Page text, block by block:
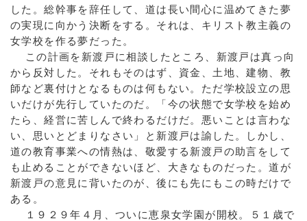
した。総幹事を辞任して、道は長い間心に温めてきた夢
の実現に向かう決断をする。それは、キリスト教主義の
女学校を作る夢だった。
この計画を新渡戸に相談したところ、新渡戸は真っ向
から反対した。それもそのはず、資金、土地、建物、教
師など裏付けとなるものは何もない。ただ学校設立の思
いだけが先行していたのだ。「今の状態で女学校を始め
たら、経営に苦しんで終わるだけだ。悪いことは言わな
い、思いとどまりなさい」と新渡戸は諭した。しかし、
道の教育事業への情熱は、敬愛する新渡戸の助言をして
も止めることができないほど、大きなものだった。道が
新渡戸の意見に背いたのが、後にも先にもこの時だけで
ある。
１９２９年４月、ついに恵泉女学園が開校。５１歳で